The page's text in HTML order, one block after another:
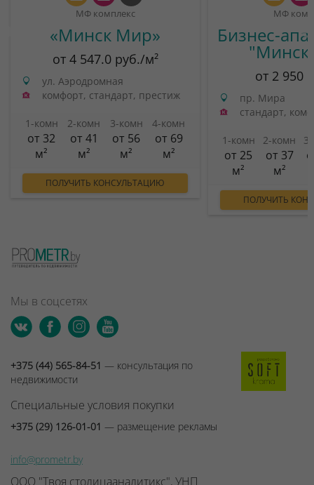
МФ комплекс
«Минск Мир»
от 4 547.0 руб./м²
ул. Аэродромная
комфорт, стандарт, престиж
1-комн
от 32
м²
2-комн
от 41
м²
3-комн
от 56
м²
4-комн
от 69
м²
ПОЛУЧИТЬ КОНСУЛЬТАЦИЮ
МФ
Бизнес-
от 2 950
пр. Мира
стандарт,
1-комн
от 25
м²
2-комн
от 37
м²
ПОЛУЧИТЬ
Мы в соцсетях
+375 (44) 565-84-51 — консультация по
недвижимости
Специальные условия покупки
+375 (29) 126-01-01 — размещение рекламы
info@prometr.by
ООО "Твоя столицааналитикс", УНП